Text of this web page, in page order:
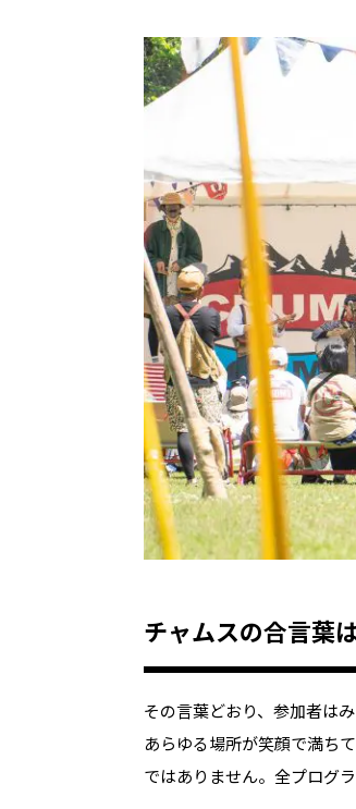
チャムスの合言葉
その言葉どおり、参加者は
あらゆる場所が笑顔で満ち
ではありません。全プログ